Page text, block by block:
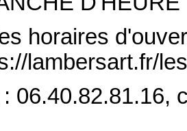
horaires
lambersart.fr/
: 06.40.82.81.16,